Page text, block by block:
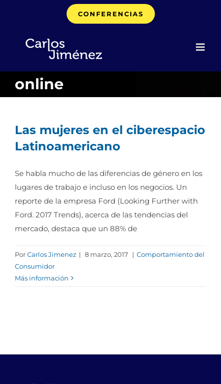
CONFERENCIAS
online
Las mujeres en el ciberespacio
Latinoamericano
Se habla mucho de las diferencias de género en los
lugares de trabajo e incluso en los negocios. Un
reporte de la empresa Ford (Looking Further with
Ford. 2017 Trends), acerca de las tendencias del
mercado, destaca que un 88% de
PorCarlos Jimenez | 8 marzo, 2017 | Comportamiento del
Consumidor
Más información